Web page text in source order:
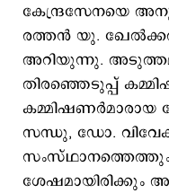
കേന്ദ്രസേനയെ
രത്തന്‍ യു. ഖേല്‍ക്കര്‍
അറിയുന്നു.
തിരഞ്ഞെടുപ്പ്
സന്ധു, ഡോ.
ശേഷമായിരിക്കും